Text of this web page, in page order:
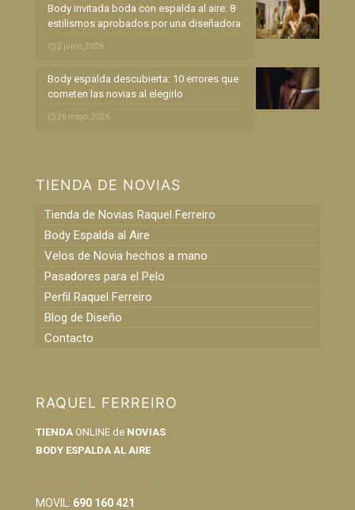
Body invitada boda con espalda al aire: 8
estilismos aprobados por una diseñadora
2 junio, 2026
Body espalda descubierta: 10 errores que
cometen las novias al elegirlo
26 mayo, 2026
TIENDA DE NOVIAS
Tienda de Novias Raquel Ferreiro
Body Espalda al Aire
Velos de Novia hechos a mano
Pasadores para el Pelo
Perfil Raquel Ferreiro
Blog de Diseño
Contacto
RAQUEL FERREIRO
TIENDA ONLINE de NOVIAS
BODY ESPALDA AL AIRE
MOVIL: 690 160 421